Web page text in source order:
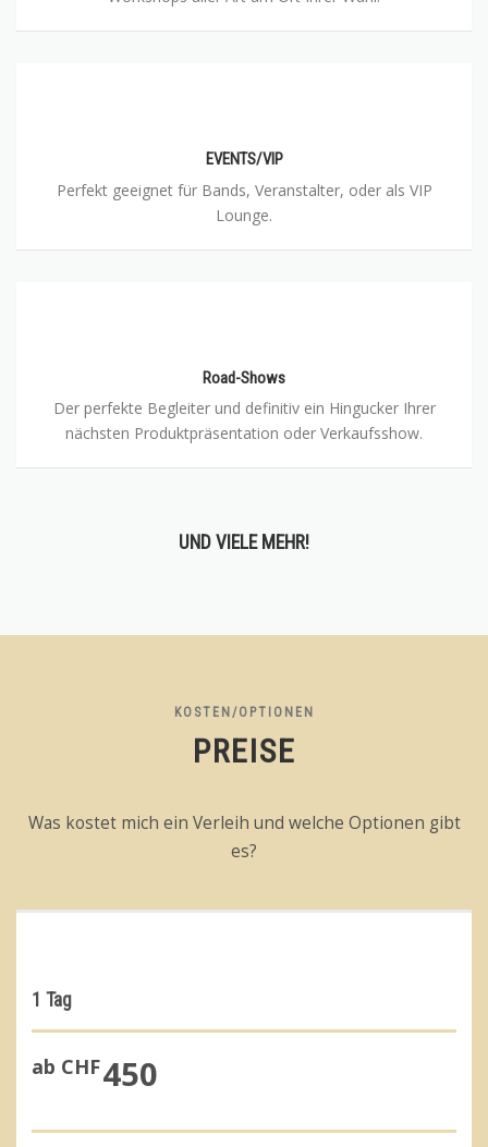
EVENTS/VIP
Perfekt geeignet für Bands, Veranstalter, oder als VIP
Lounge.
Road-Shows
Der perfekte Begleiter und definitiv ein Hingucker Ihrer
nächsten Produktpräsentation oder Verkaufsshow.
UND VIELE MEHR!
KOSTEN/OPTIONEN
PREISE
Was kostet mich ein Verleih und welche Optionen gibt
es?
1 Tag
ab CHF450